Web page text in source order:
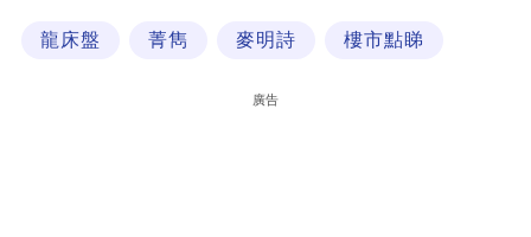
場
龍床盤 菁雋 麥明詩 樓市點睇
廣告